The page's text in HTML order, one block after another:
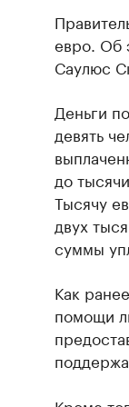
евро. Об
Саулюс
Деньги
девять
до
Тысячу
двух
суммы
Как
помощи